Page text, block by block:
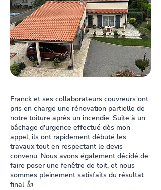
Franck et ses collaborateurs couvreurs ont
pris en charge une rénovation partielle de
notre toiture après un incendie. Suite à un
bâchage d'urgence effectué dès mon
appel, ils ont rapidement débuté les
travaux tout en respectant le devis
convenu. Nous avons également décidé de
faire poser une fenêtre de toit, et nous
sommes pleinement satisfaits du résultat
final 👍